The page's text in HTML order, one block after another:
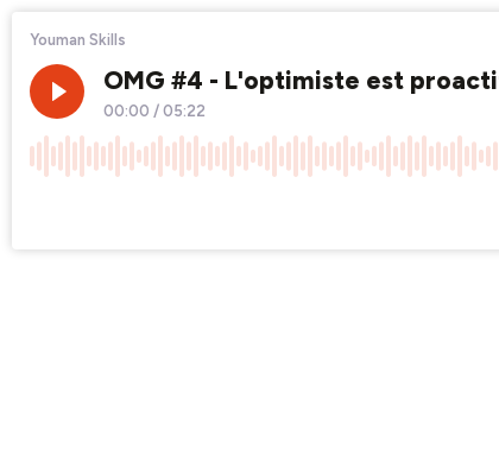
Youman Skills
OMG #4 - L'optimiste est
00:00 /05:22